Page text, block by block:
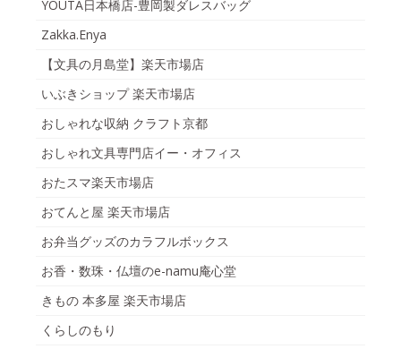
YOUTA日本橋店-豊岡製ダレスバッグ
Zakka.Enya
【文具の月島堂】楽天市場店
いぶきショップ 楽天市場店
おしゃれな収納 クラフト京都
おしゃれ文具専門店イー・オフィス
おたスマ楽天市場店
おてんと屋 楽天市場店
お弁当グッズのカラフルボックス
お香・数珠・仏壇のe-namu庵心堂
きもの 本多屋 楽天市場店
くらしのもり